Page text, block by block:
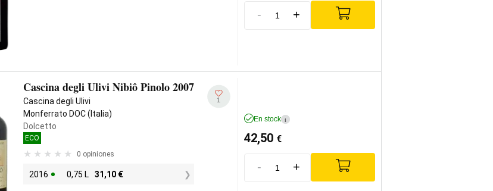
- +
Cascina degli Ulivi Nibiô Pinolo 2007
Cascina degli Ulivi
Monferrato DOC (Italia)
Dolcetto
ECO
0 opiniones
2016 0,75 L 31,10 €
1
En stock i
42,50 €
- +